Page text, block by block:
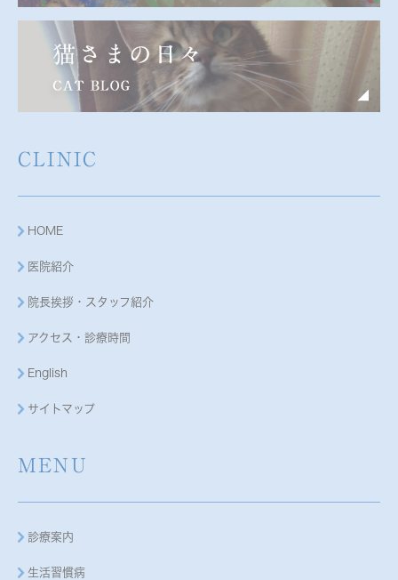
CLINIC
HOME
医院紹介
院長挨拶・スタッフ紹介
アクセス・診療時間
English
サイトマップ
MENU
診療案内
生活習慣病